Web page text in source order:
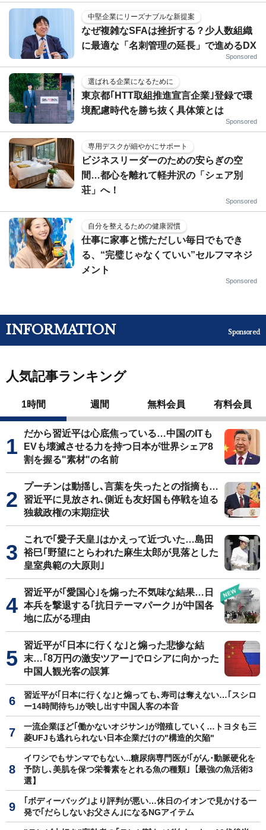
中堅企業にリーズナブルな新提案
なぜ複雑なSFAは挫折する？少人数組織
に最適な「名刺管理の延長」で進めるDX
Sponsored
選ばれる企業になるために
東京都｢HTT取組推進宣言企業｣登録で環
境配慮時代を勝ち抜く具体策とは
Sponsored
専用デスクが細やかにサポート
ビジネスリーダーのための安らぎの空
間…都心を離れて軽井沢の「シェア別
荘」へ！
Sponsored
自分を整えるための健康習慣
仕事に家事と慌ただしい毎日でもでき
る、“完璧じゃなくていい”セルフマネジ
メント
Sponsored
INFORMATION Sponsored
人気記事ランキング
1時間 週間 無料会員 有料会員
だから習近平は心底焦っている…中国のITも
EVも壊滅させる力を持つ日本が世界シェア8
割を握る"素材"の名前
プーチンは動揺し､言葉を失ったとの指摘も…
習近平に見放され､側近も友好国も停戦を迫る
独裁政権の末期症状
これで｢愛子天皇｣はかえって近づいた…島田
裕巳｢野望にとらわれた麻生太郎が見落とした
皇室典範の大原則｣
習近平が｢愛国心｣を煽った不気味な結果…日
本兵を撃退する｢抗日テーマパーク｣が中国各
地に広がる理由
習近平が｢日本に行くな｣と煽った悲惨な結
末…｢8万円の激安ツアー｣でロシアに向かった
中国人観光客の誤算
習近平が｢日本に行くな｣と煽っても､寿司は奪えない…｢スシロ
ー14時間待ち｣が映し出す中国人客の本音
一流企業ほど｢働かないオジサン｣が増殖していく…トヨタも三
菱UFJも逃れられない日本企業だけの"構造的欠陥"
イワシでもサンマでもない...糖尿病専門医が｢がん･動脈硬化を
予防し､美肌を保つ栄養素をとれる魚の種類｣【最強の魚活術3
選】
｢ボディーバッグ｣より評判が悪い…休日のイオンで見かける一
発で｢だらしないお父さん｣になるNGアイテム